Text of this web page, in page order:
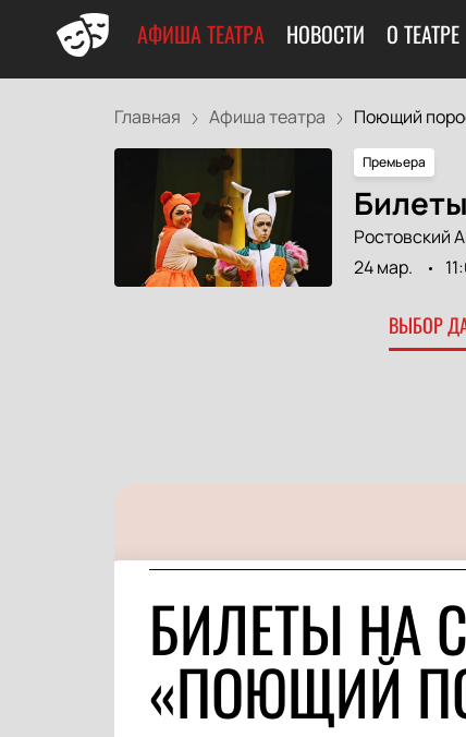
АФИША ТЕАТРА НОВОСТИ О ТЕАТРЕ
Главная Афиша театра Поющий
Премьера
Ростовский
24 мар.
ВЫБОР
БИЛЕТЫ НА
«ПОЮЩИЙ